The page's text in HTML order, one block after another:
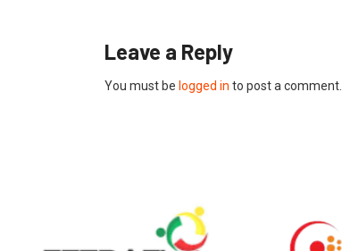
Leave a Reply
You must be logged in to post a comment.